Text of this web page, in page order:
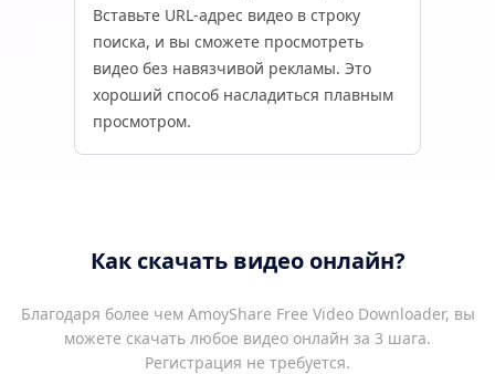
Вставьте URL-адрес видео в строку
поиска, и вы сможете просмотреть
видео без навязчивой рекламы. Это
хороший способ насладиться плавным
просмотром.
Как скачать видео онлайн?
Благодаря более чем AmoyShare Free Video Downloader, вы
можете скачать любое видео онлайн за 3 шага.
Регистрация не требуется.